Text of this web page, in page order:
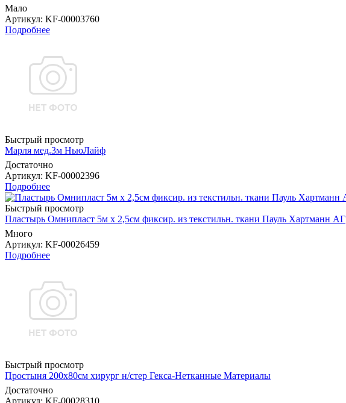
Мало
Артикул: KF-00003760
Подробнее
Быстрый просмотр
Марля мед.3м НьюЛайф
Достаточно
Артикул: KF-00002396
Подробнее
Быстрый просмотр
Пластырь Омнипласт 5м х 2,5см фиксир. из текстильн. ткани Пауль Хартманн AГ
Много
Артикул: KF-00026459
Подробнее
Быстрый просмотр
Простыня 200х80см хирург н/стер Гекса-Нетканные Материалы
Достаточно